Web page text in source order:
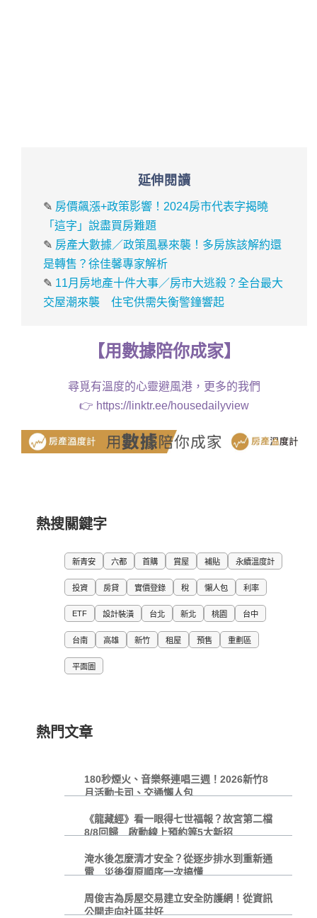
延伸閱讀
✎ 房價飆漲+政策影響！2024房市代表字揭曉
「這字」說盡買房難題
✎ 房產大數據／政策風暴來襲！多房族該解約還
是轉售？徐佳馨專家解析
✎ 11月房地產十件大事／房市大逃殺？全台最大
交屋潮來襲 住宅供需失衡警鐘響起
【用數據陪你成家】
尋覓有溫度的心靈避風港，更多的我們
👉 https://linktr.ee/housedailyview
熱搜關鍵字
新青安 六都 首購 賞屋 補貼 永續溫度計
投資 房貸 實價登錄 稅 懶人包 利率
ETF 設計裝潢 台北 新北 桃園 台中
台南 高雄 新竹 租屋 預售 重劃區
平面圖
熱門文章
180秒煙火、音樂祭連唱三週！2026新竹8
月活動卡司、交通懶人包
《龍藏經》看一眼得七世福報？故宮第二檔
8/8回歸 啟動線上預約等5大新招
淹水後怎麼清才安全？從逐步排水到重新通
電 災後復原順序一次搞懂
周俊吉為房屋交易建立安全防護網！從資訊
公開走向社區共好